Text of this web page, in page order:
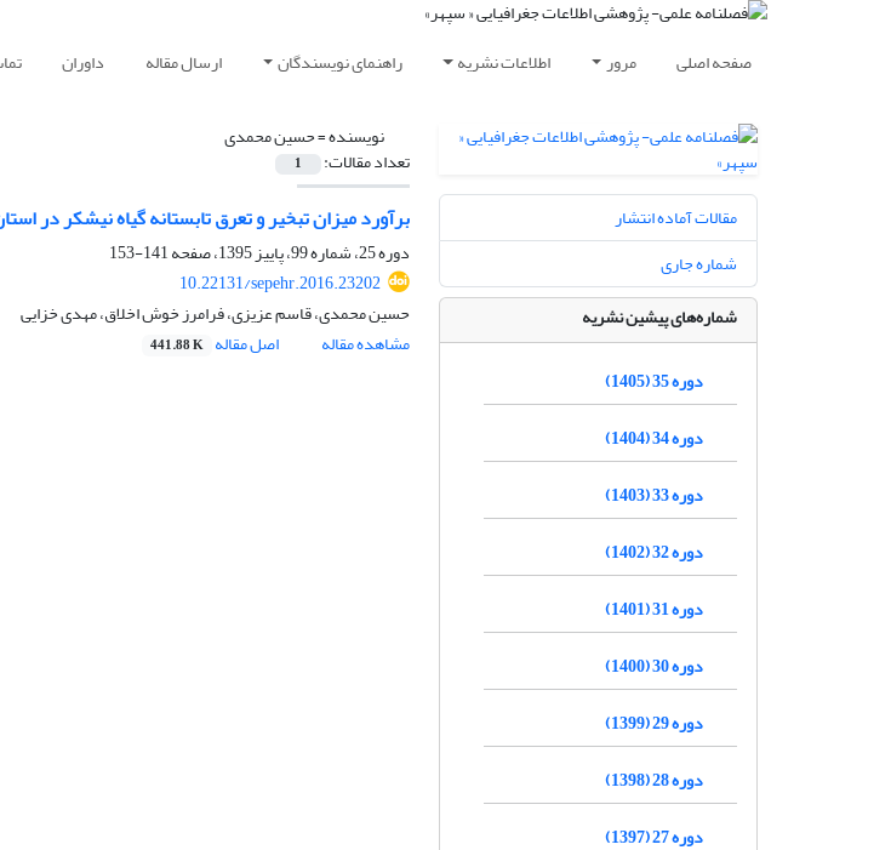
صفحه اصلی مرور اطلاعات نشریه راهنمای نویسندگان ارسال مقاله داوران
نویسنده =حسین محمدی
تعداد مقالات: 1
برآورد میزان تبخیر و تعرق تابستانه گیاه نیشکر در
دوره 25، شماره 99، پاییز 1395، صفحه
141-153
10.22131/sepehr.2016.23202
حسین محمدی، قاسم عزیزی، فرامرز خوش اخلاق، مهدی خزایی
مشاهده مقاله
اصل مقاله 441.88 K
مقالات آماده انتشار
شماره جاری
شماره‌های پیشین نشریه
دوره 35 (1405)
دوره 34 (1404)
دوره 33 (1403)
دوره 32 (1402)
دوره 31 (1401)
دوره 30 (1400)
دوره 29 (1399)
دوره 28 (1398)
دوره 27 (1397)